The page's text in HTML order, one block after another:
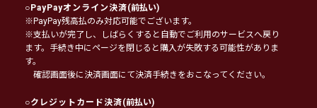
○PayPayオンライン決済(前払い)
※PayPay残高払のみ対応可能でございます。
※支払いが完了し、しばらくすると自動でご利用のサービスへ戻り
ます。手続き中にページを閉じると購入が失敗する可能性がありま
す。
確認画面後に決済画面にて決済手続きをおこなってください。
○クレジットカード決済(前払い)